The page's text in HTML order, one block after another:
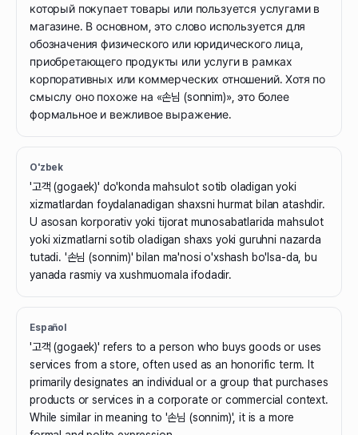
который покупает товары или пользуется услугами в
магазине. В основном, это слово используется для
обозначения физического или юридического лица,
приобретающего продукты или услуги в рамках
корпоративных или коммерческих отношений. Хотя по
смыслу оно похоже на «손님 (sonnim)», это более
формальное и вежливое выражение.
O'zbek
'고객 (gogaek)' do'konda mahsulot sotib oladigan yoki
xizmatlardan foydalanadigan shaxsni hurmat bilan atashdir.
U asosan korporativ yoki tijorat munosabatlarida mahsulot
yoki xizmatlarni sotib oladigan shaxs yoki guruhni nazarda
tutadi. '손님 (sonnim)' bilan ma'nosi o'xshash bo'lsa-da, bu
yanada rasmiy va xushmuomala ifodadir.
Español
'고객 (gogaek)' refers to a person who buys goods or uses
services from a store, often used as an honorific term. It
primarily designates an individual or a group that purchases
products or services in a corporate or commercial context.
While similar in meaning to '손님 (sonnim)', it is a more